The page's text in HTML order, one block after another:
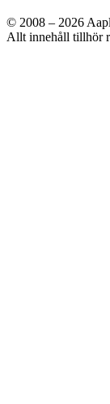
© 2008 – 2026
Allt innehåll tillhör